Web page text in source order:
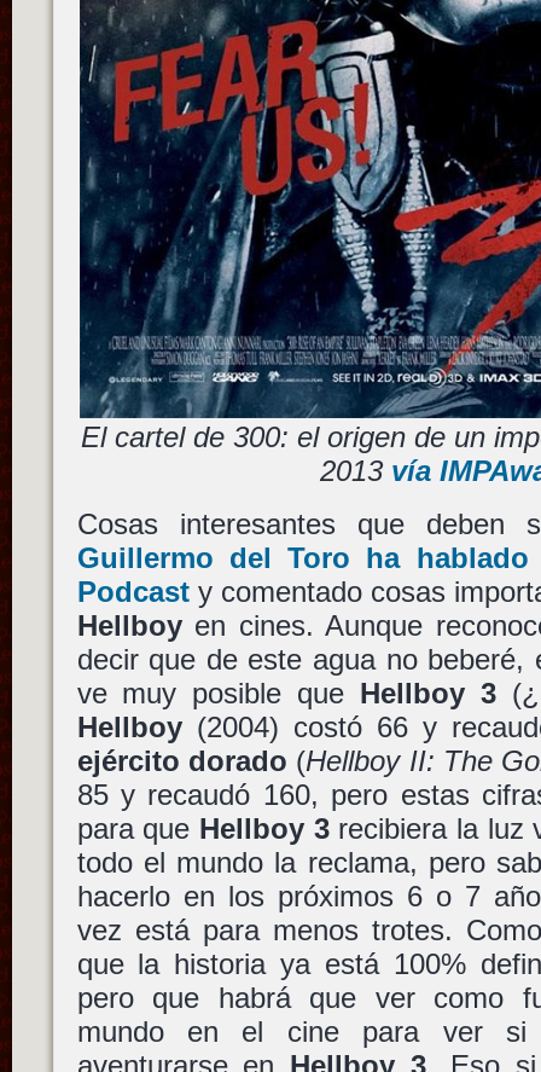
El cartel de 300: el origen de un
2013 vía
Cosas interesantes que deben
Guillermo del Toro ha
Podcasty comentado cosas
Hellboyen cines. Aunque
decir que de este agua no beberé,
ve muy posible que Hellboy 3
Hellboy(2004) costó 66 y
ejército dorado (Hellboy II: The
85 y recaudó 160, pero estas
para que Hellboy 3recibiera la luz
todo el mundo la reclama, pero
hacerlo en los próximos 6 o 7
vez está para menos trotes.
que la historia ya está 100%
pero que habrá que ver como
mundo en el cine para ver si
aventurarse en Hellboy 3. Eso